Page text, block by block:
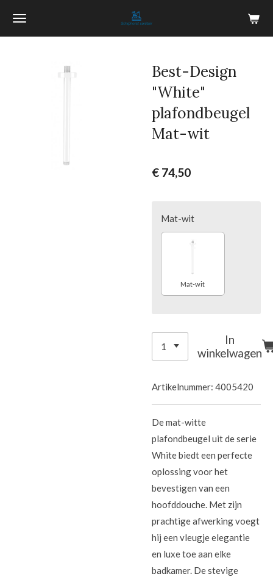
Ga
Best-Design
"White"
plafondbeugel
Mat-wit
€ 74,50
Mat-wit
Mat-wit
In
winkelwagen
Artikelnummer: 4005420
De mat-witte
plafondbeugel uit de serie
White biedt een perfecte
oplossing voor het
bevestigen van een
hoofddouche. Met zijn
prachtige afwerking voegt
hij een vleugje elegantie
en luxe toe aan elke
badkamer. De stevige